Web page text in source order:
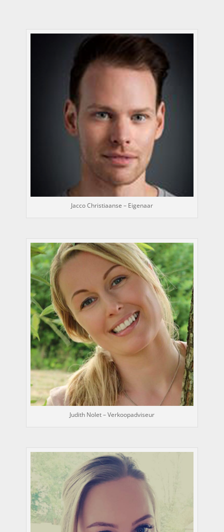
Jacco Christiaanse – Eigenaar
Judith Nolet – Verkoopadviseur